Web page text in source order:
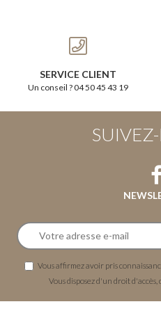
SERVICE CLIENT
Un conseil ? 04 50 45 43 19
Vous affirmez avoir pris
Vous disposez d'un droit